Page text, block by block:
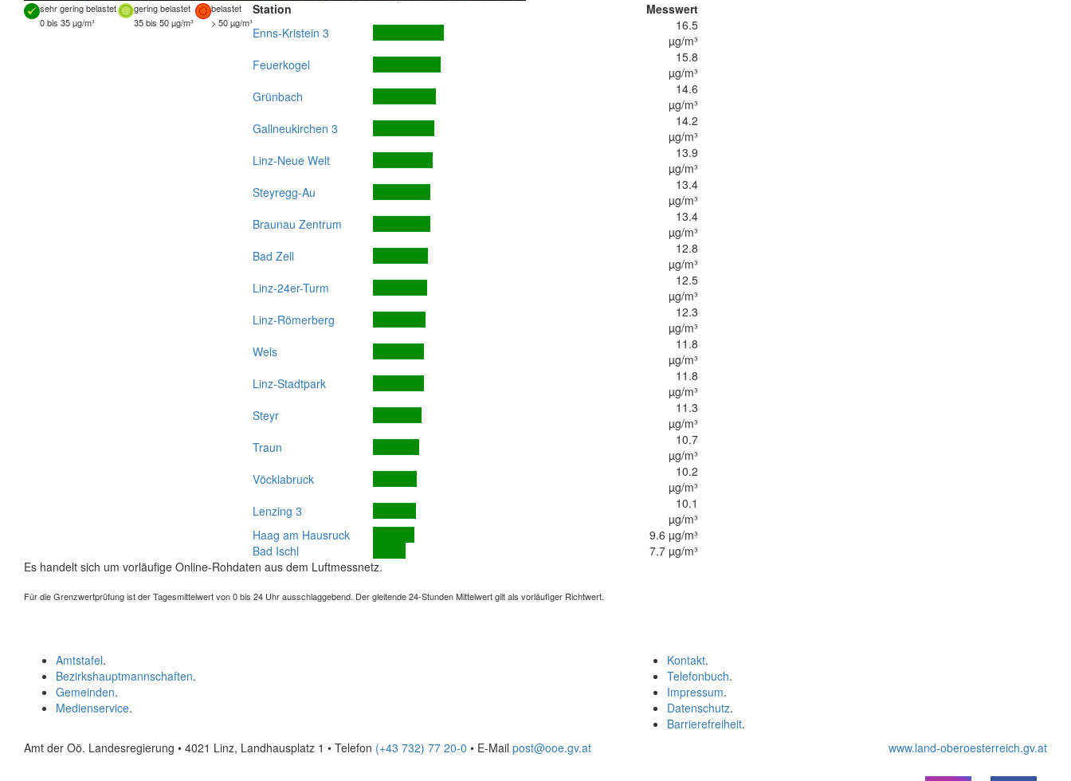
sehr gering belastet gering belastet
belastet
0 bis 35 µg/m³
35 bis 50 µg/m³ > 50 µg/m³
Station
Messwert
Enns-Kristein 3
16.5
µg/m³
Feuerkogel
15.8
µg/m³
Grünbach
14.6
µg/m³
Gallneukirchen 3
14.2
µg/m³
Linz-Neue Welt
13.9
µg/m³
Steyregg-Au
13.4
µg/m³
Braunau Zentrum
13.4
µg/m³
Bad Zell
12.8
µg/m³
Linz-24er-Turm
12.5
µg/m³
Linz-Römerberg
12.3
µg/m³
Wels
11.8
µg/m³
Linz-Stadtpark
11.8
µg/m³
Steyr
11.3
µg/m³
Traun
10.7
µg/m³
Vöcklabruck
10.2
µg/m³
Lenzing 3
10.1
µg/m³
Haag am Hausruck
9.6 µg/m³
Bad Ischl
7.7 µg/m³
Es handelt sich um vorläufige Online-Rohdaten aus dem Luftmessnetz.
Für die Grenzwertprüfung ist der Tagesmittelwert von 0 bis 24 Uhr ausschlaggebend. Der gleitende 24-Stunden Mittelwert gilt als vorläufiger Richtwert.
Kontakt.
Telefonbuch.
Impressum.
Datenschutz.
Barrierefreiheit.
Amtstafel.
Bezirkshauptmannschaften.
Gemeinden.
Medienservice.
Amt der Oö. Landesregierung • 4021 Linz, Landhausplatz 1 • Telefon (+43 732) 77 20-0 • E-Mail post@ooe.gv.at www.land-oberoesterreich.gv.at